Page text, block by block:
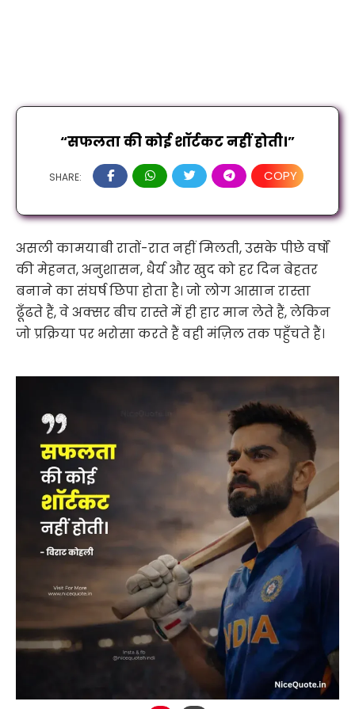
“सफलता की कोई शॉर्टकट नहीं होती।”
SHARE: COPY
असली कामयाबी रातों-रात नहीं मिलती, उसके पीछे वर्षों
की मेहनत, अनुशासन, धैर्य और खुद को हर दिन बेहतर
बनाने का संघर्ष छिपा होता है। जो लोग आसान रास्ता
ढूँढते हैं, वे अक्सर बीच रास्ते में ही हार मान लेते हैं, लेकिन
जो प्रक्रिया पर भरोसा करते हैं वही मंज़िल तक पहुँचते हैं।